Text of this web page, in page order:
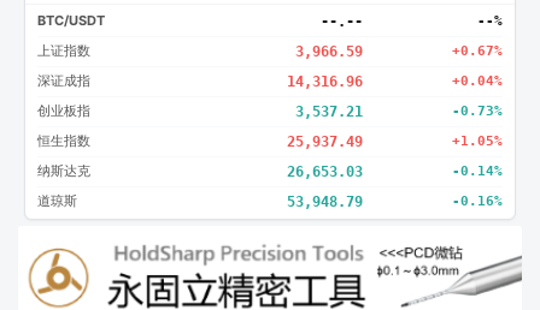
BTC/USDT --.-- --%
上证指数 3,966.59 +0.67%
深证成指 14,316.96 +0.04%
创业板指 3,537.21 -0.73%
恒生指数 25,937.49 +1.05%
纳斯达克 26,653.03 -0.14%
道琼斯 53,948.79 -0.16%